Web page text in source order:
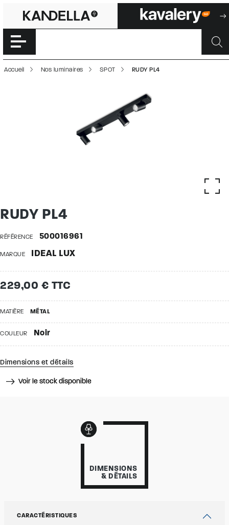
RUDY PL4 |
Accéder directement au contenu de la page
Accueil Nos luminaires SPOT RUDY PL4
RUDY PL4
RÉFÉRENCE 500016961
MARQUE IDEAL LUX
229,00 € TTC
MATIÈRE MÉTAL
COULEUR Noir
Dimensions et détails
Voir le stock disponible
DIMENSIONS
& DÉTAILS
CARACTÉRISTIQUES